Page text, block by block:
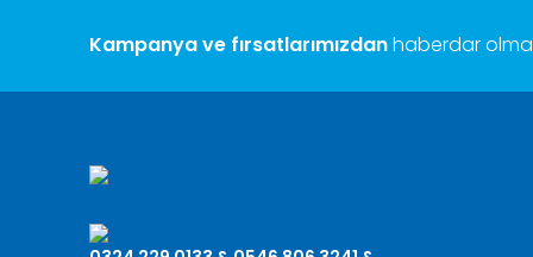
Kampanya ve fırsatlarımızdanhaberdar